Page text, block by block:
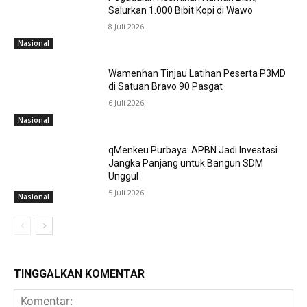
Nasional
Salurkan 1.000 Bibit Kopi di Wawo
8 Juli 2026
Nasional
Wamenhan Tinjau Latihan Peserta P3MD
di Satuan Bravo 90 Pasgat
6 Juli 2026
Nasional
qMenkeu Purbaya: APBN Jadi Investasi
Jangka Panjang untuk Bangun SDM
Unggul
5 Juli 2026
TINGGALKAN KOMENTAR